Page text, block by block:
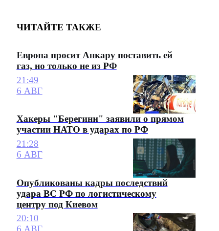
ЧИТАЙТЕ ТАКЖЕ
Европа просит Анкару поставить ей
газ, но только не из РФ
21:49
6 АВГ
Хакеры "Берегини" заявили о прямом
участии НАТО в ударах по РФ
21:28
6 АВГ
Опубликованы кадры последствий
удара ВС РФ по логистическому
центру под Киевом
20:10
6 АВГ